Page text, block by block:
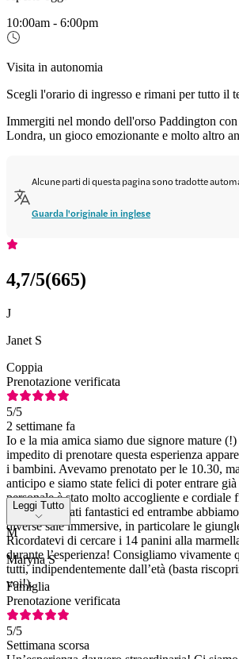
10:00am - 6:00pm
Visita in autonomia
Scegli l'orario di ingresso e rimani per tutto il
Immergiti nel mondo dell'orso Paddington
Londra, un gioco emozionante e molto altro
Alcune parti di questa pagina sono tradotte
Guarda l'originale in inglese
4,7/5(665)
J
Janet S
Coppia
Prenotazione verificata
5/5
2 settimane fa
Io e la mia amica siamo due signore mature
impedito di prenotare questa esperienza
i bambini. Avevamo prenotato per le 10.30,
anticipo e siamo state felici di poter entrare
personale è stato molto accogliente e cordiale
attori sono stati fantastici ed entrambe
diverse sale immersive, in particolare le
Ricordatevi di cercare i 14 panini alla
durante l’esperienza! Consigliamo vivamente
tutti, indipendentemente dall’età (basta
voi!).
Leggi Tutto
M
Maryna S
Famiglia
Prenotazione verificata
5/5
Settimana scorsa